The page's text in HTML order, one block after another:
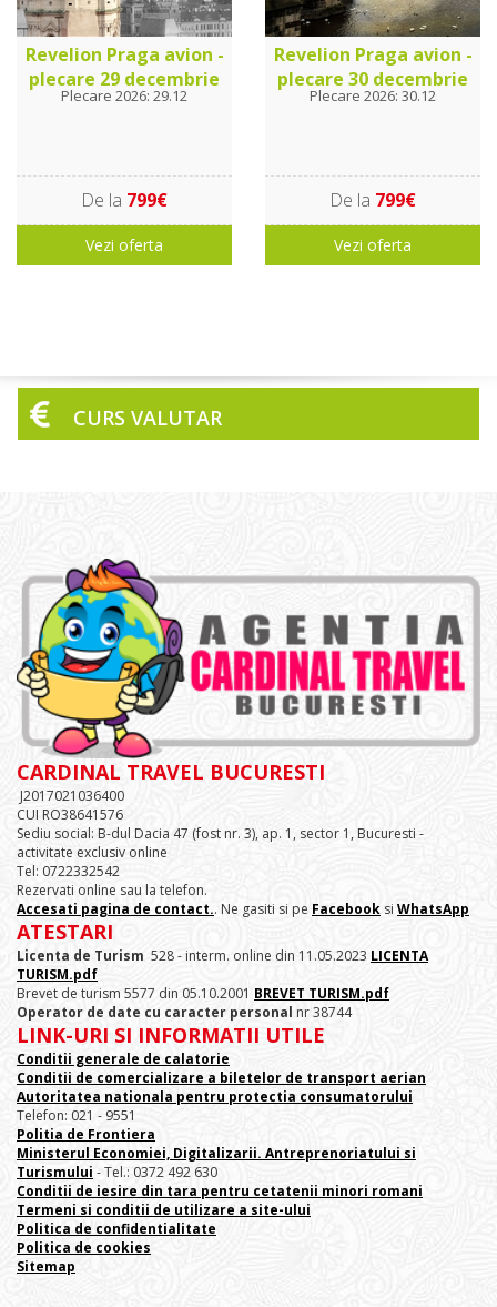
Revelion Praga avion -
plecare 29 decembrie
Plecare 2026: 29.12
De la 799€
Vezi oferta
Revelion Praga avion -
plecare 30 decembrie
Plecare 2026: 30.12
De la 799€
Vezi oferta
CURS VALUTAR
CARDINAL TRAVEL BUCURESTI
J2017021036400
CUI RO38641576
Sediu social: B-dul Dacia 47 (fost nr. 3), ap. 1, sector 1, Bucuresti -
activitate exclusiv online
Tel: 0722332542
Rezervati online sau la telefon.
Accesati pagina de contact.. Ne gasiti si pe Facebook si WhatsApp
ATESTARI
Licenta de Turism 528 - interm. online din 11.05.2023 LICENTA
TURISM.pdf
Brevet de turism 5577 din 05.10.2001 BREVET TURISM.pdf
Operator de date cu caracter personal nr 38744
LINK-URI SI INFORMATII UTILE
Conditii generale de calatorie
Conditii de comercializare a biletelor de transport aerian
Autoritatea nationala pentru protectia consumatorului
Telefon: 021 - 9551
Politia de Frontiera
Ministerul Economiei, Digitalizarii. Antreprenoriatului si
Turismului - Tel.: 0372 492 630
Conditii de iesire din tara pentru cetatenii minori romani
Termeni si conditii de utilizare a site-ului
Politica de confidentialitate
Politica de cookies
Sitemap